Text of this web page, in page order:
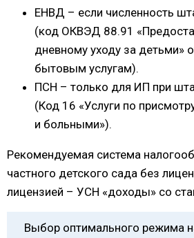
ЕНВД – если численность
(код ОКВЭД 88.91
дневному уходу за детьми»
бытовым услугам).
ПСН – только для ИП при
(Код 16 «Услуги по
и больными»).
Рекомендуемая система
частного детского сада без
лицензией – УСН «доходы» со
Выбор оптимального режима